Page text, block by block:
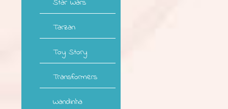
Star Wars
Tarzan
Toy Story
Transformers
Wandinha